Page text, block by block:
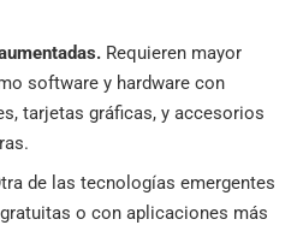
Requieren mayor
software y hardware con
tarjetas gráficas, y accesorios
de las tecnologías emergentes
o con aplicaciones más